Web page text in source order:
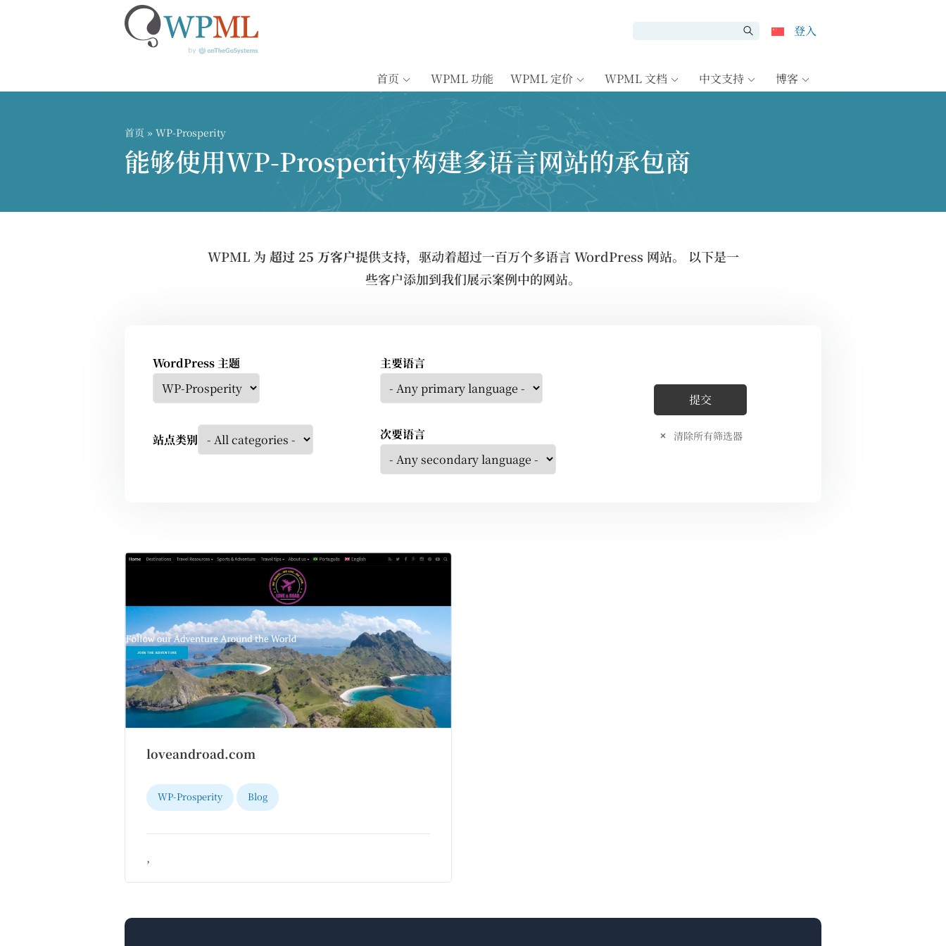
登入
首页 WPML 功能 WPML 定价 WPML 文档 中文支持 博客
首页 » WP-Prosperity
能够使用WP-Prosperity构建多语言网站的承包商
WPML 为 超过 25 万客户提供支持，驱动着超过一百万个多语言 WordPress 网站。 以下是一
些客户添加到我们展示案例中的网站。
WordPress 主题
站点类别
主要语言
次要语言 清除所有筛选器
loveandroad.com
WP-Prosperity Blog
,